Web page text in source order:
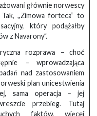
głównie norwescy
,,Zimowa forteca” to
który podążałby
z Navarony”.
rozprawa – choć
– wprowadzająca
nad zastosowaniem
plan unicestwienia
sama operacja – jej
przebieg. Tutaj
faktów, więcej